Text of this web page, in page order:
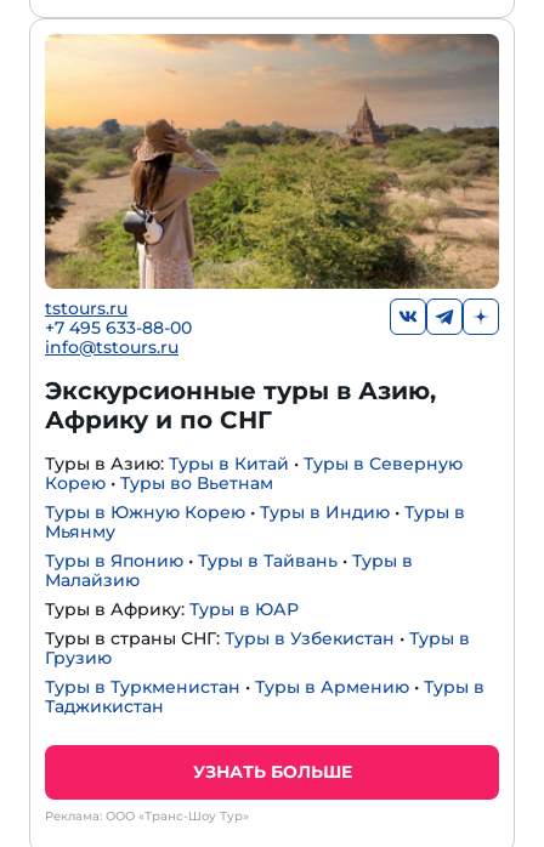
tstours.ru
+7 495 633-88-00
info@tstours.ru
Экскурсионные туры в Азию,
Африку и по СНГ
Туры в Азию: Туры в Китай • Туры в Северную
Корею • Туры во Вьетнам
Туры в Южную Корею • Туры в Индию • Туры в
Мьянму
Туры в Японию • Туры в Тайвань • Туры в
Малайзию
Туры в Африку: Туры в ЮАР
Туры в страны СНГ: Туры в Узбекистан • Туры в
Грузию
Туры в Туркменистан • Туры в Армению • Туры в
Таджикистан
УЗНАТЬ БОЛЬШЕ
Реклама: ООО «Транс-Шоу Тур»